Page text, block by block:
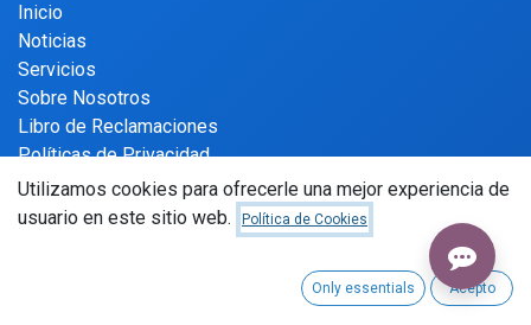
Inicio
Noticias
Servicios
Sobre Nosotros
Libro de Reclamaciones
Políticas de Privacidad
Términos y Condiciones
Políticas SST
CDC Drive ofrece un sistema de arrendamiento financiero
Utilizamos cookies para ofrecerle una mejor experiencia de
usuario en este sitio web.
Política de Cookies
Only essentials Acepto